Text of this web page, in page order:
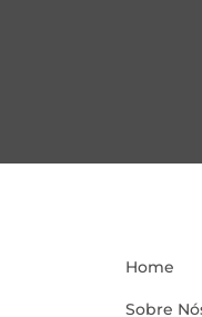
Home
Sobre